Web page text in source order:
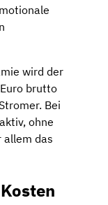
wird der
brutto
Bei
ohne
allem das